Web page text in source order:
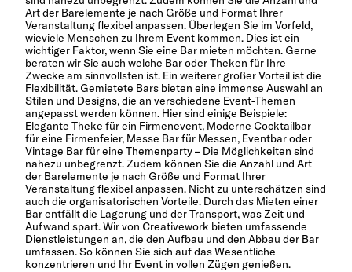
Art der Barelemente je nach Größe und Format Ihrer
Veranstaltung flexibel anpassen. Überlegen Sie im Vorfeld,
wieviele Menschen zu Ihrem Event kommen. Dies ist ein
wichtiger Faktor, wenn Sie eine Bar mieten möchten. Gerne
beraten wir Sie auch welche Bar oder Theken für Ihre
Zwecke am sinnvollsten ist. Ein weiterer großer Vorteil ist die
Flexibilität. Gemietete Bars bieten eine immense Auswahl an
Stilen und Designs, die an verschiedene Event-Themen
angepasst werden können. Hier sind einige Beispiele:
Elegante Theke für ein Firmenevent, Moderne Cocktailbar
für eine Firmenfeier, Messe Bar für Messen, Eventbar oder
Vintage Bar für eine Themenparty – Die Möglichkeiten sind
nahezu unbegrenzt. Zudem können Sie die Anzahl und Art
der Barelemente je nach Größe und Format Ihrer
Veranstaltung flexibel anpassen. Nicht zu unterschätzen sind
auch die organisatorischen Vorteile. Durch das Mieten einer
Bar entfällt die Lagerung und der Transport, was Zeit und
Aufwand spart. Wir von Creativework bieten umfassende
Dienstleistungen an, die den Aufbau und den Abbau der Bar
umfassen. So können Sie sich auf das Wesentliche
konzentrieren und Ihr Event in vollen Zügen genießen.